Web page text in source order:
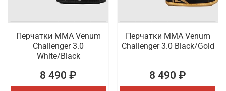
Перчатки ММА Venum
Challenger 3.0
White/Black
8 490 ₽
Перчатки ММА Venum
Challenger 3.0 Black/Gold
8 490 ₽